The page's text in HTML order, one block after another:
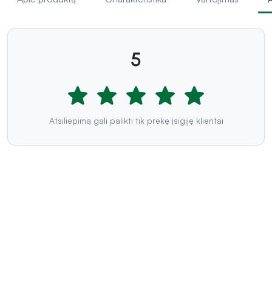
5
Atsiliepimą gali palikti tik prekę įsigiję klientai